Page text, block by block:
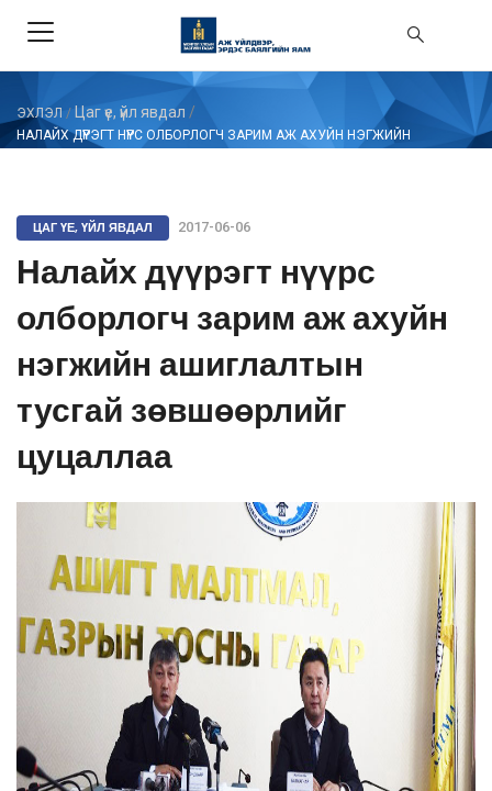
ЭХЛЭЛ / Цаг үе, үйл явдал /
НАЛАЙХ ДҮҮРЭГТ НҮҮРС ОЛБОРЛОГЧ ЗАРИМ АЖ АХУЙН НЭГЖИЙН
ЦАГ ҮЕ, ҮЙЛ ЯВДАЛ 2017-06-06
Налайх дүүрэгт нүүрс
олборлогч зарим аж ахуйн
нэгжийн ашиглалтын
тусгай зөвшөөрлийг
цуцаллаа